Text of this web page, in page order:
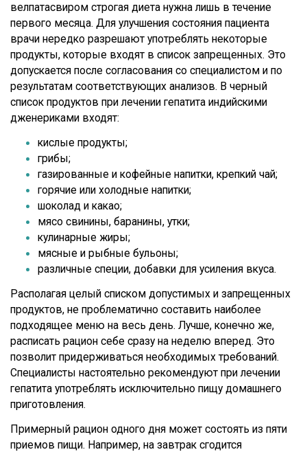
велпатасвиром строгая диета нужна лишь в течение
первого месяца. Для улучшения состояния пациента
врачи нередко разрешают употреблять некоторые
продукты, которые входят в список запрещенных. Это
допускается после согласования со специалистом и по
результатам соответствующих анализов. В черный
список продуктов при лечении гепатита индийскими
дженериками входят:
кислые продукты;
грибы;
газированные и кофейные напитки, крепкий чай;
горячие или холодные напитки;
шоколад и какао;
мясо свинины, баранины, утки;
кулинарные жиры;
мясные и рыбные бульоны;
различные специи, добавки для усиления вкуса.
Располагая целый списком допустимых и запрещенных
продуктов, не проблематично составить наиболее
подходящее меню на весь день. Лучше, конечно же,
расписать рацион себе сразу на неделю вперед. Это
позволит придерживаться необходимых требований.
Специалисты настоятельно рекомендуют при лечении
гепатита употреблять исключительно пищу домашнего
приготовления.
Примерный рацион одного дня может состоять из пяти
приемов пищи. Например, на завтрак сгодится